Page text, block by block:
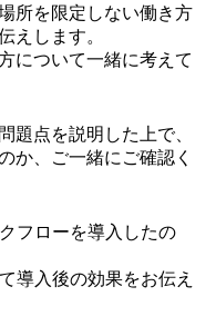
所を限定しない働き方
えします。
について一緒に考えて
題点を説明した上で、
か、ご一緒にご確認く
フローを導入したの
導入後の効果をお伝え